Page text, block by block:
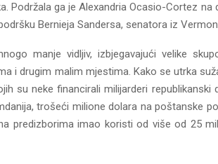
Podržala ga je Alexandria Ocasio-Cortez
Bernieja Sandersa, senatora iz
manje vidljiv, izbjegavajući velike
i drugim malim mjestima. Kako se utrka
su neke financirali milijarderi
trošeći milione dolara na poštanske
predizborima imao koristi od više od 25